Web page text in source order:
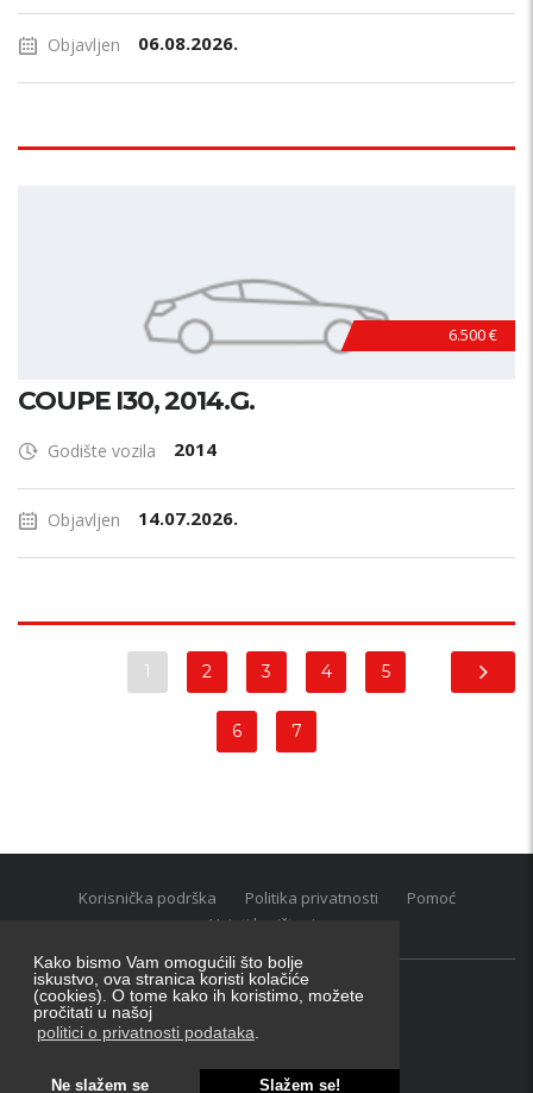
Kako bismo Vam omogućili što bolje
iskustvo, ova stranica koristi kolačiće
(cookies). O tome kako ih koristimo, možete
pročitati u našoj
politici o privatnosti podataka
Ne slažem se Slažem se!
Objavljen 06.08.2026.
6.500 €
COUPE I30, 2014.G.
Godište vozila 2014
Objavljen 14.07.2026.
1 2 3 4 5
6 7
Korisnička podrška Politika privatnosti
Pomoć
Uvjeti korištenja
Oglasnik grupacija:posao.hr|oglasnik.hr|auti.hr
Tečaj za konverziju u EUR valutu: 1 euro = 7.53450 kn